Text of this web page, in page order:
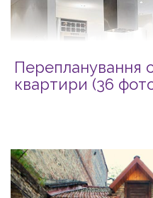
Перепланування
квартири (36